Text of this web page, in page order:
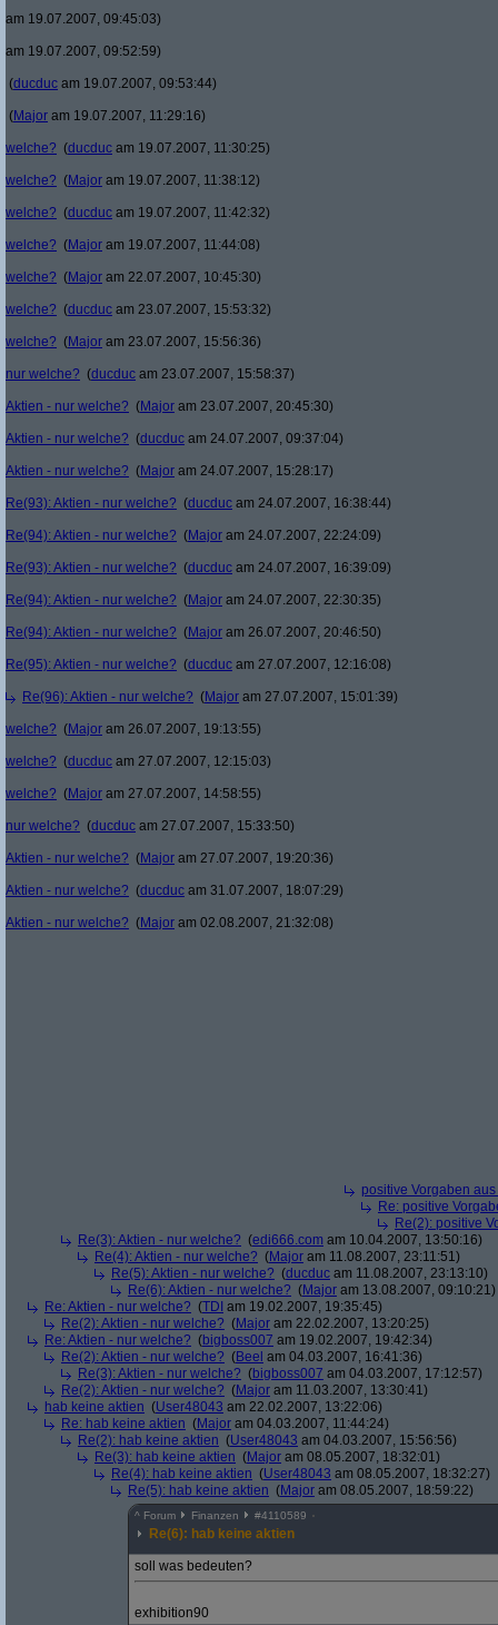
am 19.07.2007, 09:45:03)
am 19.07.2007, 09:52:59)
(ducduc am 19.07.2007, 09:53:44)
(Major am 19.07.2007, 11:29:16)
welche? (ducduc am 19.07.2007, 11:30:25)
welche? (Major am 19.07.2007, 11:38:12)
welche? (ducduc am 19.07.2007, 11:42:32)
welche? (Major am 19.07.2007, 11:44:08)
welche? (Major am 22.07.2007, 10:45:30)
welche? (ducduc am 23.07.2007, 15:53:32)
welche? (Major am 23.07.2007, 15:56:36)
nur welche? (ducduc am 23.07.2007, 15:58:37)
Aktien - nur welche? (Major am 23.07.2007, 20:45:30)
Aktien - nur welche? (ducduc am 24.07.2007, 09:37:04)
Aktien - nur welche? (Major am 24.07.2007, 15:28:17)
Re(93): Aktien - nur welche? (ducduc am 24.07.2007, 16:38:44)
Re(94): Aktien - nur welche? (Major am 24.07.2007, 22:24:09)
Re(93): Aktien - nur welche? (ducduc am 24.07.2007, 16:39:09)
Re(94): Aktien - nur welche? (Major am 24.07.2007, 22:30:35)
Re(94): Aktien - nur welche? (Major am 26.07.2007, 20:46:50)
Re(95): Aktien - nur welche? (ducduc am 27.07.2007, 12:16:08)
Re(96): Aktien - nur welche? (Major am 27.07.2007, 15:01:39)
welche? (Major am 26.07.2007, 19:13:55)
welche? (ducduc am 27.07.2007, 12:15:03)
welche? (Major am 27.07.2007, 14:58:55)
nur welche? (ducduc am 27.07.2007, 15:33:50)
Aktien - nur welche? (Major am 27.07.2007, 19:20:36)
Aktien - nur welche? (ducduc am 31.07.2007, 18:07:29)
Aktien - nur welche? (Major am 02.08.2007, 21:32:08)
positive Vorgaben
Re: positive
Re(2): positive
Re(3): Aktien - nur welche? (edi666.com am 10.04.2007, 13:50:16)
Re(4): Aktien - nur welche? (Major am 11.08.2007, 23:11:51)
Re(5): Aktien - nur welche? (ducduc am 11.08.2007, 23:13:10)
Re(6): Aktien - nur welche? (Major am 13.08.2007, 09:10:21)
Re: Aktien - nur welche? (TDI am 19.02.2007, 19:35:45)
Re(2): Aktien - nur welche? (Major am 22.02.2007, 13:20:25)
Re: Aktien - nur welche? (bigboss007 am 19.02.2007, 19:42:34)
Re(2): Aktien - nur welche? (Beel am 04.03.2007, 16:41:36)
Re(3): Aktien - nur welche? (bigboss007 am 04.03.2007, 17:12:57)
Re(2): Aktien - nur welche? (Major am 11.03.2007, 13:30:41)
hab keine aktien (User48043 am 22.02.2007, 13:22:06)
Re: hab keine aktien (Major am 04.03.2007, 11:44:24)
Re(2): hab keine aktien (User48043 am 04.03.2007, 15:56:56)
Re(3): hab keine aktien (Major am 08.05.2007, 18:32:01)
Re(4): hab keine aktien (User48043 am 08.05.2007, 18:32:27)
Re(5): hab keine aktien (Major am 08.05.2007, 18:59:22)
^ Forum Finanzen #4110589
Re(6): hab keine aktien
soll was bedeuten?
exhibition90